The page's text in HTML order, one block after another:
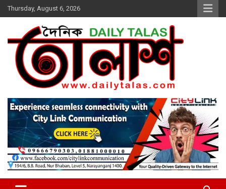
Skip
to
Thursday, August 6, 2026
সত্যের সন্ধানে দৈনিক তালাশ ডট কম